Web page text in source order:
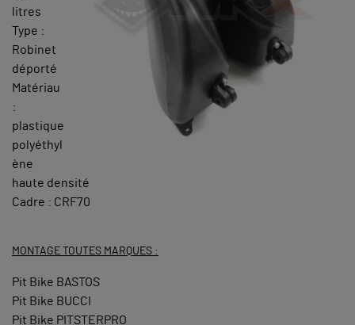
litres
Type :
Robinet
déporté
Matériau
:
plastique
polyéthyl
ène
haute densité
Cadre : CRF70
MONTAGE TOUTES MARQUES :
Pit Bike BASTOS
Pit Bike BUCCI
Pit Bike PITSTERPRO